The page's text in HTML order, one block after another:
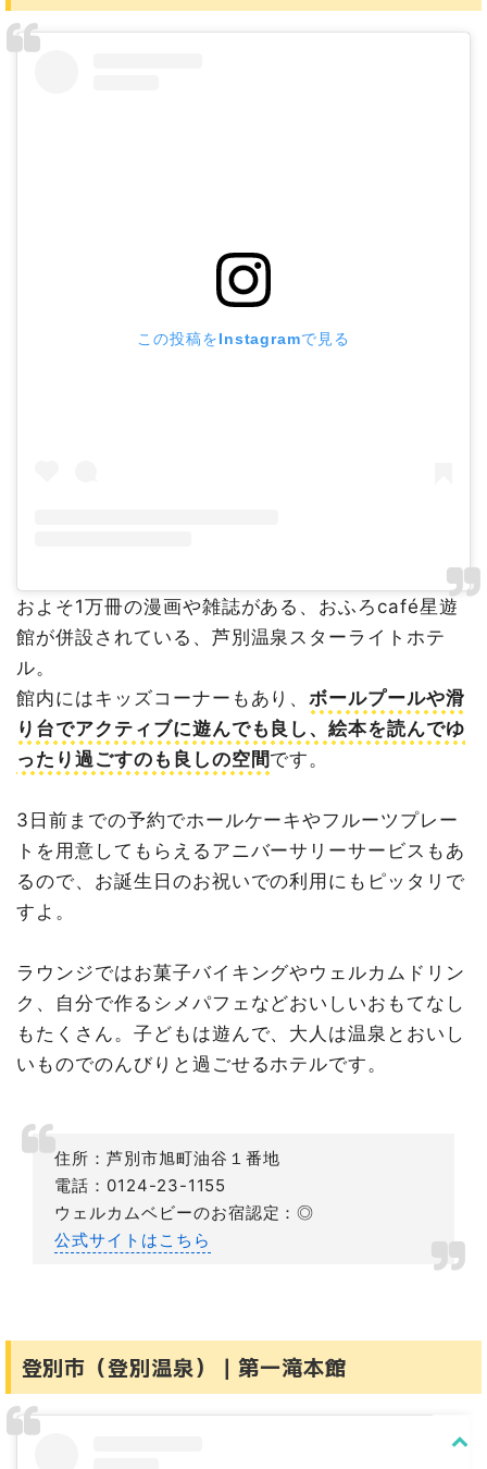
この投稿をInstagramで見る
およそ1万冊の漫画や雑誌がある、おふろcafé星遊
館が併設されている、芦別温泉スターライトホテ
ル。
館内にはキッズコーナーもあり、ボールプールや滑
り台でアクティブに遊んでも良し、絵本を読んでゆ
ったり過ごすのも良しの空間です。
3日前までの予約でホールケーキやフルーツプレー
トを用意してもらえるアニバーサリーサービスもあ
るので、お誕生日のお祝いでの利用にもピッタリで
すよ。
ラウンジではお菓子バイキングやウェルカムドリン
ク、自分で作るシメパフェなどおいしいおもてなし
もたくさん。子どもは遊んで、大人は温泉とおいし
いものでのんびりと過ごせるホテルです。
住所：芦別市旭町油谷１番地
電話：0124-23-1155
ウェルカムベビーのお宿認定：◎
公式サイトはこちら
登別市（登別温泉）｜第一滝本館